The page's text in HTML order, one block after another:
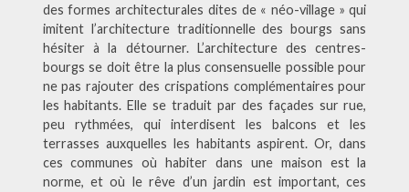
des formes architecturales dites de « néo-village » qui
imitent l’architecture traditionnelle des bourgs sans
hésiter à la détourner. L’architecture des centres-
bourgs se doit être la plus consensuelle possible pour
ne pas rajouter des crispations complémentaires pour
les habitants. Elle se traduit par des façades sur rue,
peu rythmées, qui interdisent les balcons et les
terrasses auxquelles les habitants aspirent. Or, dans
ces communes où habiter dans une maison est la
norme, et où le rêve d’un jardin est important, ces